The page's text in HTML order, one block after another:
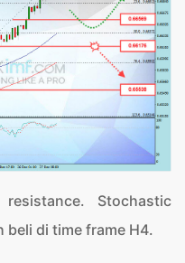
Stochastic
beli di time frame H4.